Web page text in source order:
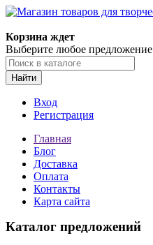
Корзина ждет
Выберите любое предложение
Найти
Вход
Регистрация
Главная
Блог
Доставка
Оплата
Контакты
Карта сайта
Каталог предложений